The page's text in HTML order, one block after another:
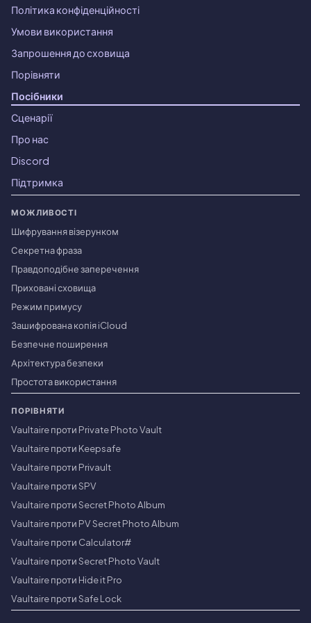
Політика конфіденційності
Умови використання
Запрошення до сховища
Порівняти
Посібники
Сценарії
Про нас
Discord
Підтримка
МОЖЛИВОСТІ
Шифрування візерунком
Секретна фраза
Правдоподібне заперечення
Приховані сховища
Режим примусу
Зашифрована копія iCloud
Безпечне поширення
Архітектура безпеки
Простота використання
ПОРІВНЯТИ
Vaultaire проти Private Photo Vault
Vaultaire проти Keepsafe
Vaultaire проти Privault
Vaultaire проти SPV
Vaultaire проти Secret Photo Album
Vaultaire проти PV Secret Photo Album
Vaultaire проти Calculator#
Vaultaire проти Secret Photo Vault
Vaultaire проти Hide it Pro
Vaultaire проти Safe Lock